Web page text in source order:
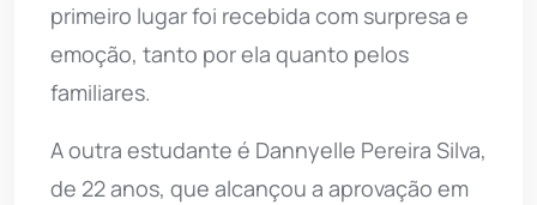
primeiro lugar foi recebida com surpresa e
emoção, tanto por ela quanto pelos
familiares.
A outra estudante é Dannyelle Pereira Silva,
de 22 anos, que alcançou a aprovação em